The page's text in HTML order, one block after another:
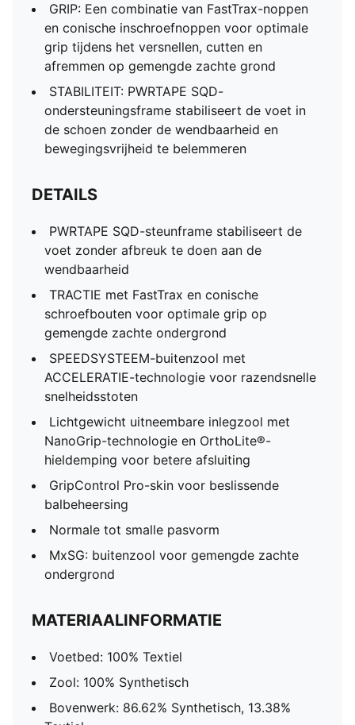
GRIP: Een combinatie van FastTrax-noppen
en conische inschroefnoppen voor optimale
grip tijdens het versnellen, cutten en
afremmen op gemengde zachte grond
STABILITEIT: PWRTAPE SQD-
ondersteuningsframe stabiliseert de voet in
de schoen zonder de wendbaarheid en
bewegingsvrijheid te belemmeren
DETAILS
PWRTAPE SQD-steunframe stabiliseert de
voet zonder afbreuk te doen aan de
wendbaarheid
TRACTIE met FastTrax en conische
schroefbouten voor optimale grip op
gemengde zachte ondergrond
SPEEDSYSTEEM-buitenzool met
ACCELERATIE-technologie voor razendsnelle
snelheidsstoten
Lichtgewicht uitneembare inlegzool met
NanoGrip-technologie en OrthoLite®-
hieldemping voor betere afsluiting
GripControl Pro-skin voor beslissende
balbeheersing
Normale tot smalle pasvorm
MxSG: buitenzool voor gemengde zachte
ondergrond
MATERIAALINFORMATIE
Voetbed: 100% Textiel
Zool: 100% Synthetisch
Bovenwerk: 86.62% Synthetisch, 13.38%